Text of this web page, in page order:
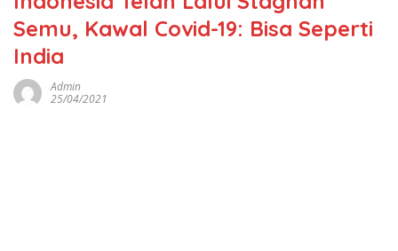
Semu, Kawal Covid-19: Bisa Seperti
India
Admin
25/04/2021